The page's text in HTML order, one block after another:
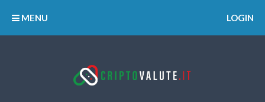
MENU LOGIN